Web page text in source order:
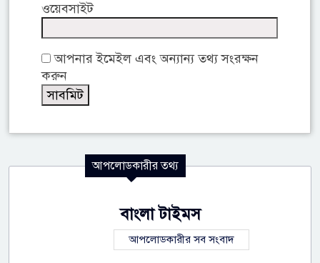
ওয়েবসাইট
আপনার ইমেইল এবং অন্যান্য তথ্য সংরক্ষন
করুন
আপলোডকারীর তথ্য
বাংলা টাইমস
আপলোডকারীর সব সংবাদ